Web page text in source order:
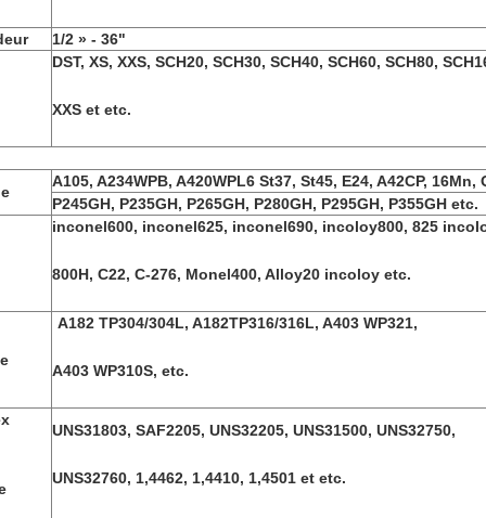
1/2 » - 36"
DST, XS, XXS, SCH20, SCH30, SCH40, SCH60, SCH80,
XXS et etc.
A105, A234WPB, A420WPL6 St37, St45, E24, A42CP, 16Mn,
P245GH, P235GH, P265GH, P280GH, P295GH, P355GH etc.
inconel600, inconel625, inconel690, incoloy800, 825
800H, C22, C-276, Monel400, Alloy20 incoloy etc.
A182 TP304/304L, A182TP316/316L, A403 WP321,
A403 WP310S, etc.
UNS31803, SAF2205, UNS32205, UNS31500, UNS32750,
UNS32760, 1,4462, 1,4410, 1,4501 et etc.